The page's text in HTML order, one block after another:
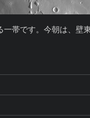
帯です。今朝は、